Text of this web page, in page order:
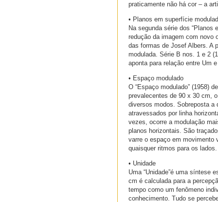
praticamente não há cor – a
• Planos em superfície
Na segunda série dos “Planos
redução da imagem com novo
das formas de Josef Albers. A
modulada. Série B nos. 1 e 2
aponta para relação entre Um
• Espaço modulado
O “Espaço modulado” (1958)
prevalecentes de 90 x 30 cm,
diversos modos. Sobreposta a
atravessados por linha
vezes, ocorre a modulação
planos horizontais. São
varre o espaço em movimento
quaisquer ritmos para os lados.
• Unidade
Uma “Unidade”é uma síntese
cm é calculada para a
tempo como um fenômeno
conhecimento. Tudo se